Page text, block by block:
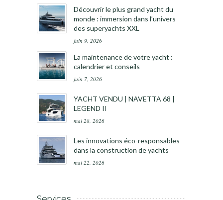
Découvrir le plus grand yacht du
monde : immersion dans l’univers
des superyachts XXL
juin 9, 2026
La maintenance de votre yacht :
calendrier et conseils
juin 7, 2026
YACHT VENDU | NAVETTA 68 |
LEGEND II
mai 28, 2026
Les innovations éco-responsables
dans la construction de yachts
mai 22, 2026